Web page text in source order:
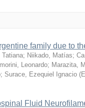
family due to
Tatiana; Niikado, Matías;
Leonardo; Marazita,
; Surace, Ezequiel Ignacio (
Fluid